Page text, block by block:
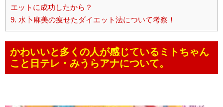
エットに成功したから？
9. 水卜麻美の痩せたダイエット法について考察！
かわいいと多くの人が感じているミトちゃん
こと日テレ・みうらアナについて。